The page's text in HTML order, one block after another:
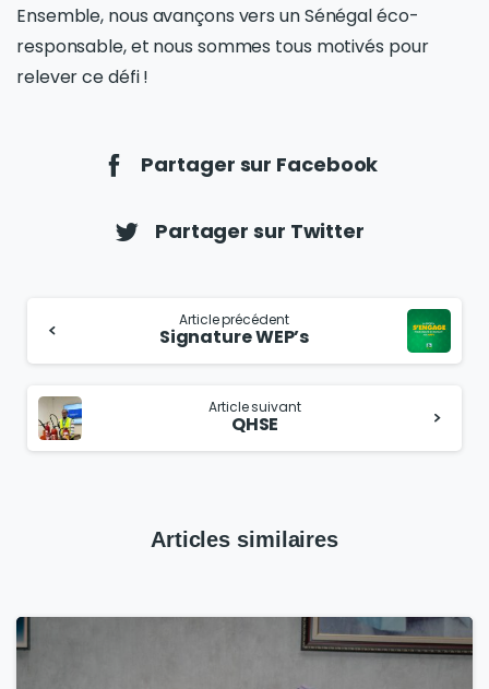
Ensemble, nous avançons vers un Sénégal éco-
responsable, et nous sommes tous motivés pour
relever ce défi !
Partager sur Facebook
Partager sur Twitter
Article précédent
Signature WEP’s
Article suivant
QHSE
Articles similaires
3